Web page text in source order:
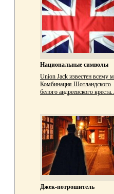
Национальные символы
Union Jack известен всему
Комбинация Шотландского
белого андреевского
Джек-потрошитель